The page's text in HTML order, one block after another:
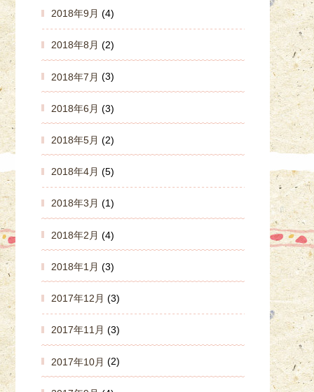
2018年9月 (4)
2018年8月 (2)
2018年7月 (3)
2018年6月 (3)
2018年5月 (2)
2018年4月 (5)
2018年3月 (1)
2018年2月 (4)
2018年1月 (3)
2017年12月 (3)
2017年11月 (3)
2017年10月 (2)